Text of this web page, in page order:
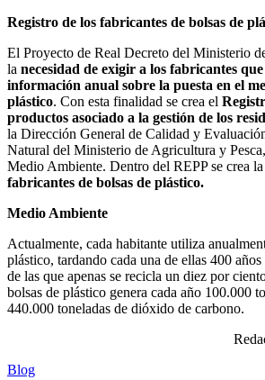
Registro de los fabricantes de bolsas de
El Proyecto de Real Decreto del Ministerio
la necesidad de exigir a los fabricantes
información anual sobre la puesta en el
plástico. Con esta finalidad se crea el
productos asociado a la gestión de los
la Dirección General de Calidad y
Natural del Ministerio de Agricultura y
Medio Ambiente. Dentro del REPP se crea
fabricantes de bolsas de plástico.
Medio Ambiente
Actualmente, cada habitante utiliza
plástico, tardando cada una de ellas 400
de las que apenas se recicla un diez por
bolsas de plástico genera cada año 100.000
440.000 toneladas de dióxido de carbono.
Blog